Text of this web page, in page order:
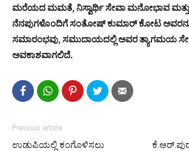
ಮರೆಯದ ಮಮತೆ, ನಿಸ್ವಾರ್ಥಿ ಸೇವಾ ಮನೋಭಾವ
ನೆನಪುಗಳೊಂದಿಗೆ ಸಂತೋಷ್ ಕುಮಾರ್ ಕೋಟ
ಸಮಾರಂಭವು, ಸಮುದಾಯದಲ್ಲಿ ಅವರ ತ್ಯಾಗಮಯ
ಅವಕಾಶವಾಗಲಿದೆ.
Previous article
ಉಡುಪಿಯಲ್ಲಿ ಕಂಗೊಳಿಸಲು